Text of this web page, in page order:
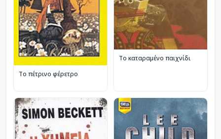
Το πέτρινο φέρετρο
Το καταραμένο παιχνίδι